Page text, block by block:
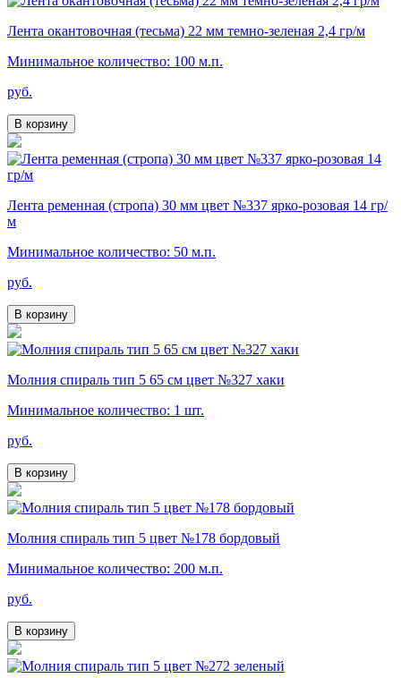
Лента окантовочная (тесьма) 22 мм темно-зеленая 2,4 гр/м
Минимальное количество: 100 м.п.
руб.
В корзину
Лента ременная (стропа) 30 мм цвет №337 ярко-розовая 14 гр/
м
Минимальное количество: 50 м.п.
руб.
В корзину
Молния спираль тип 5 65 см цвет №327 хаки
Минимальное количество: 1 шт.
руб.
В корзину
Молния спираль тип 5 цвет №178 бордовый
Минимальное количество: 200 м.п.
руб.
В корзину